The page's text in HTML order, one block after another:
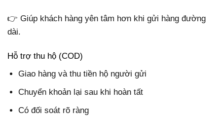
👉 Giúp khách hàng yên tâm hơn khi gửi hàng đường
dài.
Hỗ trợ thu hộ (COD)
Giao hàng và thu tiền hộ người gửi
Chuyển khoản lại sau khi hoàn tất
Có đối soát rõ ràng